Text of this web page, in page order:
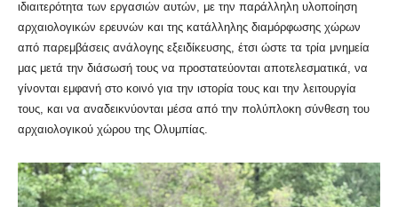
ιδιαιτερότητα των εργασιών αυτών, με την παράλληλη υλοποίηση
αρχαιολογικών ερευνών και της κατάλληλης διαμόρφωσης χώρων
από παρεμβάσεις ανάλογης εξειδίκευσης, έτσι ώστε τα τρία μνημεία
μας μετά την διάσωσή τους να προστατεύονται αποτελεσματικά, να
γίνονται εμφανή στο κοινό για την ιστορία τους και την λειτουργία
τους, και να αναδεικνύονται μέσα από την πολύπλοκη σύνθεση του
αρχαιολογικού χώρου της Ολυμπίας.